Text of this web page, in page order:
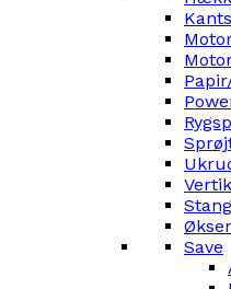
Økser
Save